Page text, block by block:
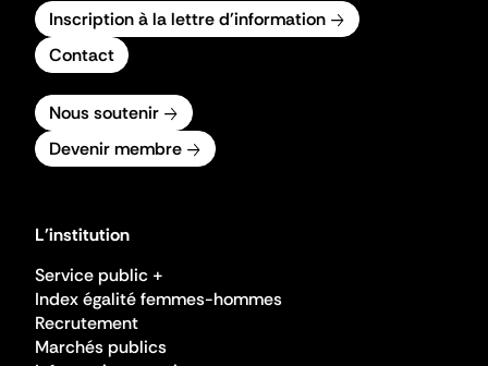
Inscription à la lettre d'information
Contact
Nous soutenir
Devenir membre
L'institution
Service public +
Index égalité femmes-hommes
Recrutement
Marchés publics